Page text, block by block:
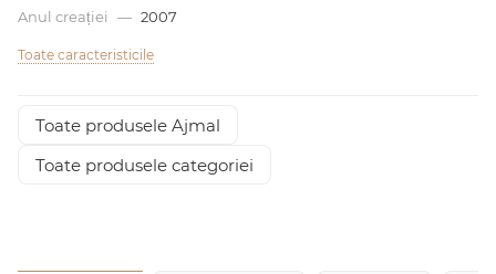
Anul creației
— 2007
Toate caracteristicile
Toate produsele Ajmal
Toate produsele categoriei